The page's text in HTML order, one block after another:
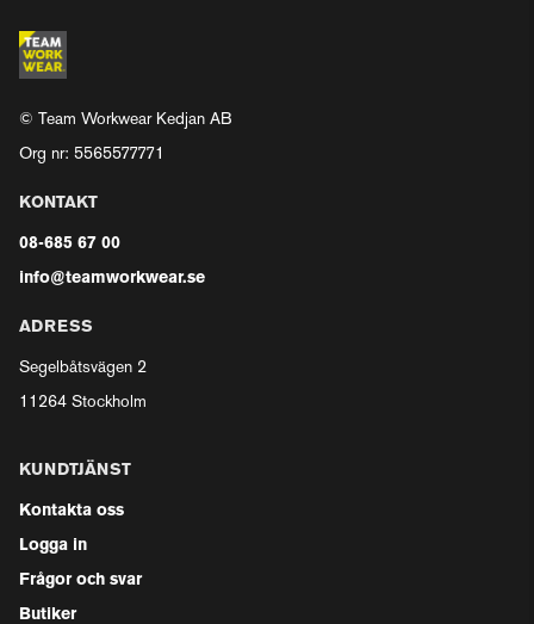
© Team Workwear Kedjan AB
Org nr: 5565577771
KONTAKT
08-685 67 00
info@teamworkwear.se
ADRESS
Segelbåtsvägen 2
11264 Stockholm
KUNDTJÄNST
Kontakta oss
Logga in
Frågor och svar
Butiker